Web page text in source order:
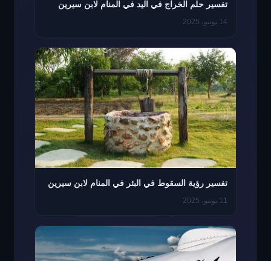
تفسير حلم الخراج في اليد في المنام لابن سيرين
14 يونيو، 2025
تفسير رؤية السقوط في البئر في المنام لابن سيرين
11 يونيو، 2025